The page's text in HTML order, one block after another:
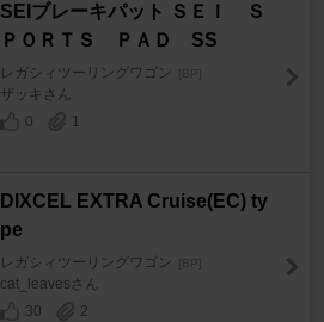
SEIブレーキパット ＳＥＩ Ｓ
ＰＯＲＴＳ ＰＡＤ SS
レガシィツーリングワゴン [BP]
ザッキさん
0
1
DIXCEL EXTRA Cruise(EC) ty
pe
レガシィツーリングワゴン [BP]
cat_leavesさん
30
2